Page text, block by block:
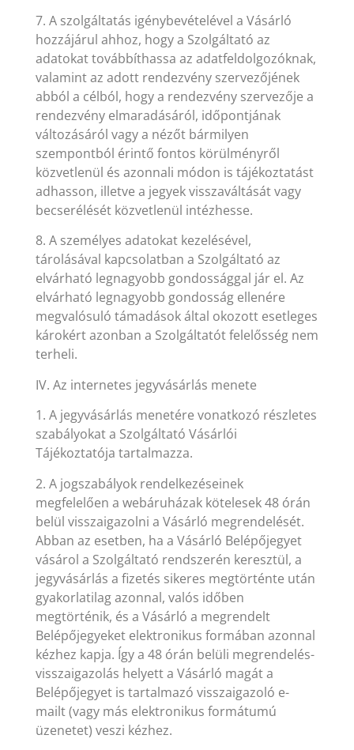
7. A szolgáltatás igénybevételével a Vásárló
hozzájárul ahhoz, hogy a Szolgáltató az
adatokat továbbíthassa az adatfeldolgozóknak,
valamint az adott rendezvény szervezőjének
abból a célból, hogy a rendezvény szervezője a
rendezvény elmaradásáról, időpontjának
változásáról vagy a nézőt bármilyen
szempontból érintő fontos körülményről
közvetlenül és azonnali módon is tájékoztatást
adhasson, illetve a jegyek visszaváltását vagy
becserélését közvetlenül intézhesse.
8. A személyes adatokat kezelésével,
tárolásával kapcsolatban a Szolgáltató az
elvárható legnagyobb gondossággal jár el. Az
elvárható legnagyobb gondosság ellenére
megvalósuló támadások által okozott esetleges
károkért azonban a Szolgáltatót felelősség nem
terheli.
IV. Az internetes jegyvásárlás menete
1. A jegyvásárlás menetére vonatkozó részletes
szabályokat a Szolgáltató Vásárlói
Tájékoztatója tartalmazza.
2. A jogszabályok rendelkezéseinek
megfelelően a webáruházak kötelesek 48 órán
belül visszaigazolni a Vásárló megrendelését.
Abban az esetben, ha a Vásárló Belépőjegyet
vásárol a Szolgáltató rendszerén keresztül, a
jegyvásárlás a fizetés sikeres megtörténte után
gyakorlatilag azonnal, valós időben
megtörténik, és a Vásárló a megrendelt
Belépőjegyeket elektronikus formában azonnal
kézhez kapja. Így a 48 órán belüli megrendelés-
visszaigazolás helyett a Vásárló magát a
Belépőjegyet is tartalmazó visszaigazoló e-
mailt (vagy más elektronikus formátumú
üzenetet) veszi kézhez.